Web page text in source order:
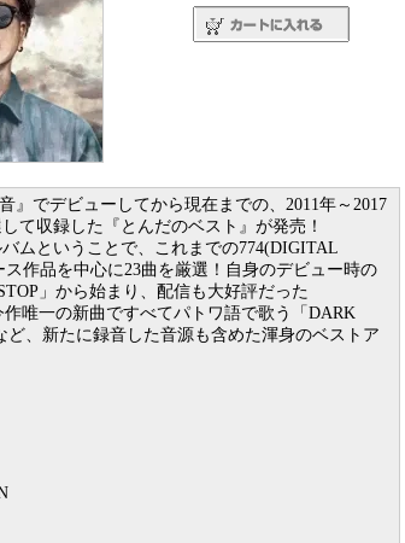
』でデビューしてから現在までの、2011年～2017
て収録した『とんだのベスト』が発売！
ムということで、これまでの774(DIGITAL
作品を中心に23曲を厳選！自身のデビュー時の
」から始まり、配信も大好評だった
作唯一の新曲ですべてパトワ語で歌う「DARK
ど、新たに録音した音源も含めた渾身のベストア